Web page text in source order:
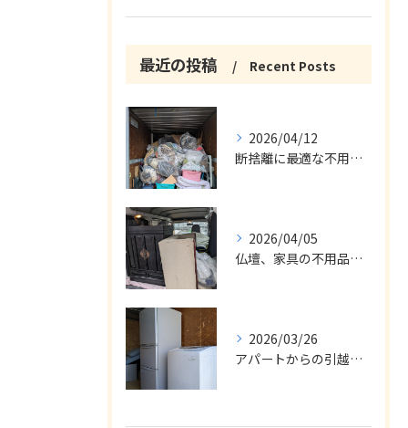
最近の投稿 Recent Posts
2026/04/12
断捨離に最適な不用品回収サービス
2026/04/05
仏壇、家具の不用品回収
2026/03/26
アパートからの引越の不用品回収